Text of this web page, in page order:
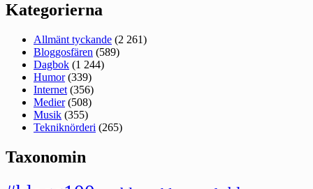
Kategorierna
Allmänt tyckande (2 261)
Bloggosfären (589)
Dagbok (1 244)
Humor(339)
Internet (356)
Medier(508)
Musik (355)
Tekniknörderi (265)
Taxonomin